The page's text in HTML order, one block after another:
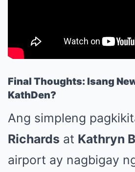
Final Thoughts: Isang
KathDen?
Ang simpleng
Richards at Kathryn
airport ay nagbigay